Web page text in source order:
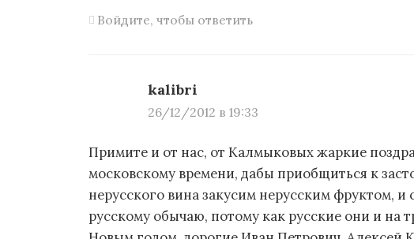
Войдите, чтобы ответить
kalibri
26/12/2012 в 19:33
Примите и от нас, от Калмыковых жаркие
московскому времени, дабы приобщиться к
нерусского вина закусим нерусским фруктом,
русскому обычаю, потому как русские они и на